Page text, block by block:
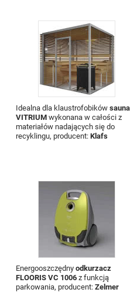
Idealna dla klaustrofobików sauna
VITRIUM wykonana w całości z
materiałów nadających się do
recyklingu, producent: Klafs
Energooszczędny odkurzacz
FLOORIS VC 1006 z funkcją
parkowania, producent: Zelmer